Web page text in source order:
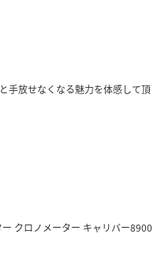
手放せなくなる魅力を体感して頂
ー クロノメーター キャリバー8900